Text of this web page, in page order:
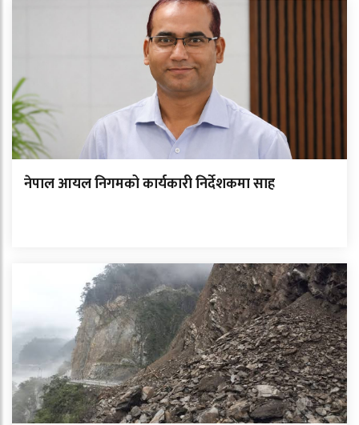
नेपाल आयल निगमको कार्यकारी निर्देशकमा साह